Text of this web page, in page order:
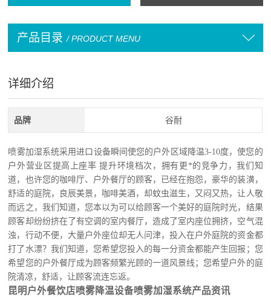
产品目录 / PRODUCT MENU
详细介绍
品牌 谷耐
喷雾加湿系统采用进口设备瞬间使您的户外区域降温3-10度，使您的
户外营业区提高上座率 提升环境档次，拥有更*的竞争力，我们知
道，也许您的咖啡厅、户外餐厅的顾客，已经在抱怨，豪华的装潢，
舒适的庭院，良辰美景，咖啡美酒，却蚊虫滋生，又闷又热，让人敬
而远之，我们知道，您本以为可以给顾客一个美好的庭院时光，结果
顾客却纷纷挤在了有空调的室内餐厅，造成了室内座位拥挤，空气混
浊，行动不便，大量户外座位却无人问津，投入在户外庭院的资金都
打了水漂？我们知道，您希望您投入的每一分资金都能产生回报；您
希望您的户外餐厅成为顾客频繁光顾的一道风景线；您希望户外的庭
院清凉，舒适，让顾客流连忘返。
昆明户外餐饮店喷雾降温设备喷雾加湿系统产品资讯